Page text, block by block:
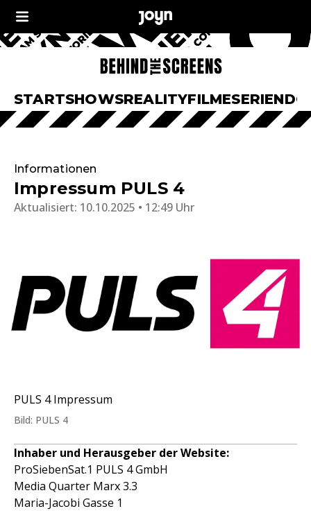
STARTSHOWSREALITYFILMESERIEN
Informationen
Impressum PULS 4
Aktualisiert: 10.10.2025 • 12:49 Uhr
PULS 4 Impressum
Bild: PULS 4
Inhaber und Herausgeber der Website:
ProSiebenSat.1 PULS 4 GmbH
Media Quarter Marx 3.3
Maria-Jacobi Gasse 1